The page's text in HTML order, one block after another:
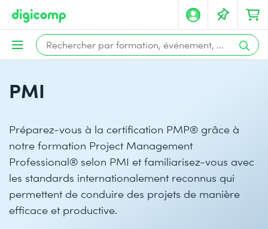
PMI
Préparez-vous à la certification PMP® grâce à
notre formation Project Management
Professional® selon PMI et familiarisez-vous avec
les standards internationalement reconnus qui
permettent de conduire des projets de manière
efficace et productive.